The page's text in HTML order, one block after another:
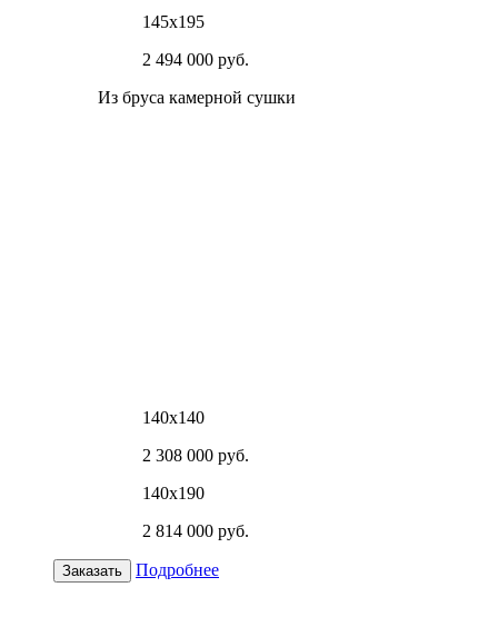
145х195
2 494 000 руб.
Из бруса камерной сушки
140х140
2 308 000 руб.
140х190
2 814 000 руб.
Заказать Подробнее